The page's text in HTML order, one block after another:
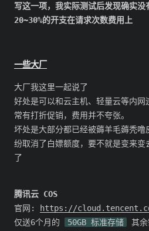
写这一项，我实际测试后发现确实
20~30%的开支在请求次数费用上
一些大厂
大厂我这里一起说了
好处是可以和云主机、轻量云等内
常有打折促销，费用并不夸张。
坏处是大部分都已经被薅羊毛薅秃噜
纷取消了白嫖额度，要不就是变来
了
腾讯云 COS
官网:
https://
仅送6个月的
50GB 标准存储
其